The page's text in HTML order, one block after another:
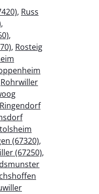
, Russ
,
,
, Rosteig
Rohrwiller
Ringendorf
(67320),
(67250),